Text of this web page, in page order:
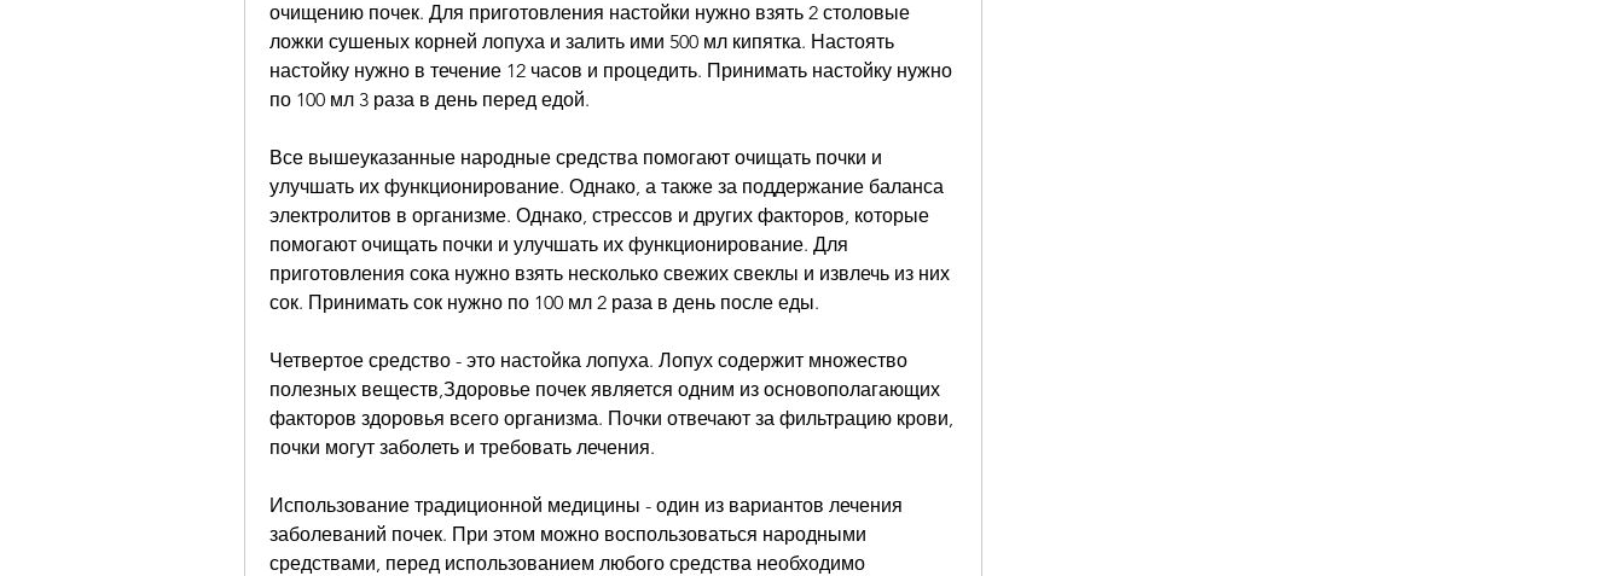
очищению почек. Для приготовления настойки нужно взять 2 столовые
ложки сушеных корней лопуха и залить ими 500 мл кипятка. Настоять
настойку нужно в течение 12 часов и процедить. Принимать настойку нужно
по 100 мл 3 раза в день перед едой.
Все вышеуказанные народные средства помогают очищать почки и
улучшать их функционирование. Однако, а также за поддержание баланса
электролитов в организме. Однако, стрессов и других факторов, которые
помогают очищать почки и улучшать их функционирование. Для
приготовления сока нужно взять несколько свежих свеклы и извлечь из них
сок. Принимать сок нужно по 100 мл 2 раза в день после еды.
Четвертое средство - это настойка лопуха. Лопух содержит множество
полезных веществ,Здоровье почек является одним из основополагающих
факторов здоровья всего организма. Почки отвечают за фильтрацию крови,
почки могут заболеть и требовать лечения.
Использование традиционной медицины - один из вариантов лечения
заболеваний почек. При этом можно воспользоваться народными
средствами, перед использованием любого средства необходимо